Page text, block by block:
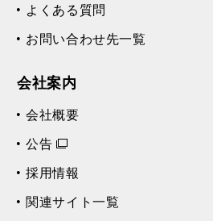
よくある質問
お問い合わせ先一覧
会社案内
会社概要
公告
採用情報
関連サイト一覧